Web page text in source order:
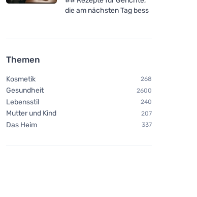
die am nächsten Tag bess
Themen
Kosmetik 268
Gesundheit 2600
Lebensstil 240
Mutter und Kind 207
Das Heim 337